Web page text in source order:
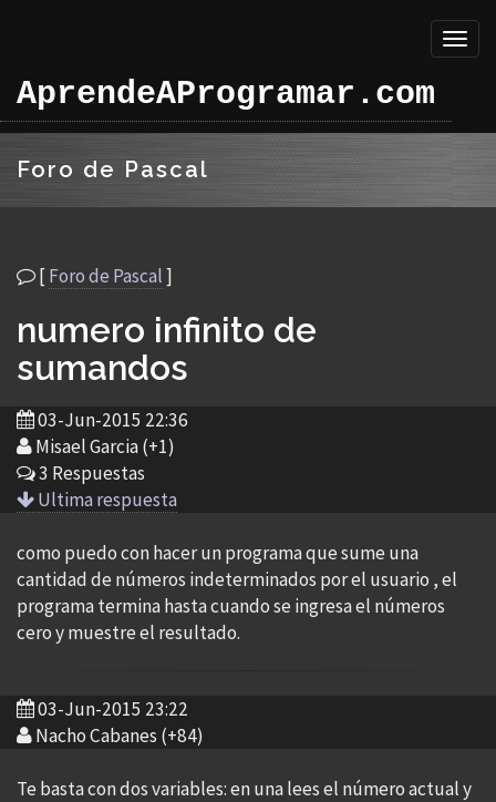
AprendeAProgramar.com
Foro de Pascal
[Foro de Pascal]
numero infinito de
sumandos
03-Jun-2015 22:36
Misael Garcia (+1)
3 Respuestas
Ultima respuesta
como puedo con hacer un programa que sume una
cantidad de números indeterminados por el usuario , el
programa termina hasta cuando se ingresa el números
cero y muestre el resultado.
03-Jun-2015 23:22
Nacho Cabanes (+84)
Te basta con dos variables: en una lees el número actual y